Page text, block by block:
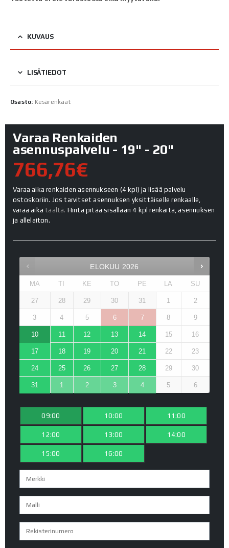
KUVAUS
LISÄTIEDOT
Osasto: Kesärenkaat
Varaa Renkaiden
asennuspalvelu - 19" - 20"
766,76€
Varaa aika renkaiden asennukseen (4 kpl) ja lisää palvelu
ostoskoriin. Jos tarvitset asennuksen yksittäiselle renkaalle,
varaa aikatäältä. Hinta pitää sisällään 4 kpl renkaita, asennuksen
ja allelaiton.
ELOKUU 2026
MA TI KE TO PE LA SU
27 28 29 30 31 1 2
3 4 5 6 7 8 9
10 11 12 13 14 15 16
17 18 19 20 21 22 23
24 25 26 27 28 29 30
31 1 2 3 4 5 6
09:00 10:00 11:00
12:00 13:00 14:00
15:00 16:00